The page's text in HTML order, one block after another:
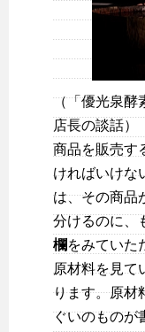
（「優光泉酵
店長の談話）
商品を販売す
ければいけな
は、その商品
分けるのに、
欄をみていた
原材料を見て
ります。原材
ぐいのものが